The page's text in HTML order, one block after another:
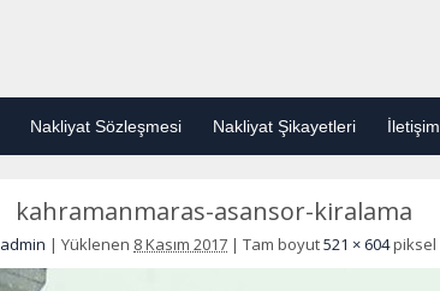
Nakliyat Sözleşmesi Nakliyat Şikayetleri İletişim
kahramanmaras-asansor-kiralama
admin | Yüklenen 8 Kasım 2017 | Tam boyut521 × 604piksel